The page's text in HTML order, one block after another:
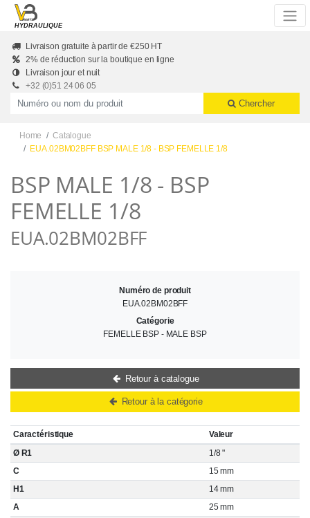
Skip to main content
HYDRAULIQUE
Livraison gratuite à partir de €250 HT
2% de réduction sur la boutique en ligne
Livraison jour et nuit
+32 (0)51 24 06 05
Productnummer of naam
Chercher
Home
Catalogue
EUA.02BM02BFF BSP MALE 1/8 - BSP FEMELLE 1/8
BSP MALE 1/8 - BSP
FEMELLE 1/8
EUA.02BM02BFF
Caractéristique
Valeur
Ø R1
1/8 "
C
15 mm
H1
14 mm
A
25 mm
Numéro de produit
EUA.02BM02BFF
Catégorie
FEMELLE BSP - MALE BSP
Retour à catalogue
Retour à la catégorie